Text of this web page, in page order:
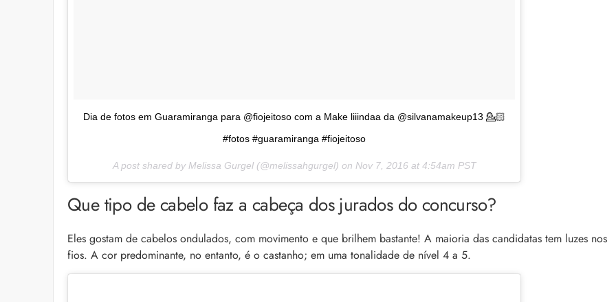
Dia de fotos em Guaramiranga para @fiojeitoso com a Make liiindaa da @silvanamakeup13 💁🏻
#fotos #guaramiranga #fiojeitoso
A post shared by Melissa Gurgel (@melissahgurgel) on Nov 7, 2016 at 4:54am PST
Que tipo de cabelo faz a cabeça dos jurados do concurso?
Eles gostam de cabelos ondulados, com movimento e que brilhem bastante! A maioria das candidatas tem luzes nos
fios. A cor predominante, no entanto, é o castanho; em uma tonalidade de nível 4 a 5.